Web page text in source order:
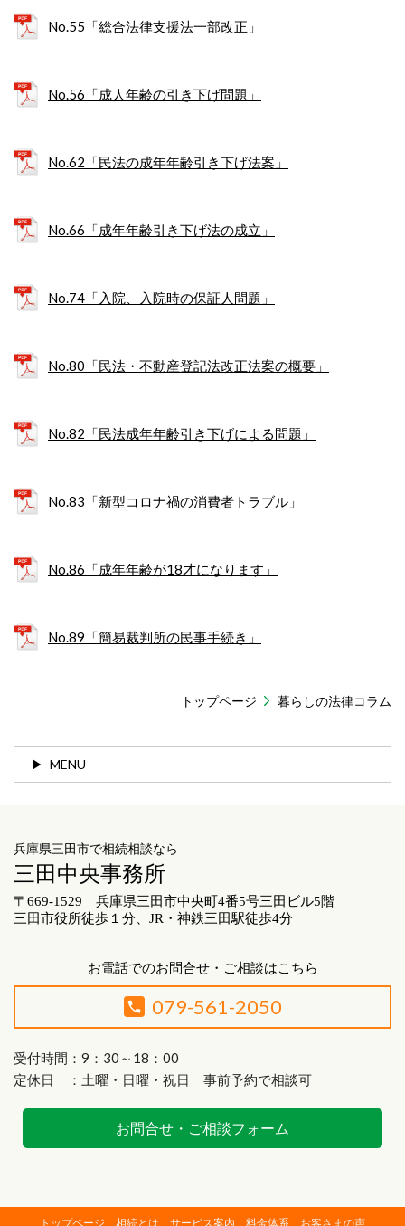
No.55「総合法律支援法一部改正」
No.56「成人年齢の引き下げ問題」
No.62「民法の成年年齢引き下げ法案」
No.66「成年年齢引き下げ法の成立」
No.74「入院、入院時の保証人問題」
No.80「民法・不動産登記法改正法案の概要」
No.82「民法成年年齢引き下げによる問題」
No.83「新型コロナ禍の消費者トラブル」
No.86「成年年齢が18才になります」
No.89「簡易裁判所の民事手続き」
トップページ 暮らしの法律コラム
MENU
兵庫県三田市で相続相談なら
三田中央事務所
〒669-1529 兵庫県三田市中央町4番5号三田ビル5階
三田市役所徒歩１分、JR・神鉄三田駅徒歩4分
お電話でのお問合せ・ご相談はこちら
079-561-2050
受付時間：9：30～18：00
定休日 ：土曜・日曜・祝日 事前予約で相談可
お問合せ・ご相談フォーム
トップページ 相続とは サービス案内 料金体系 お客さまの声